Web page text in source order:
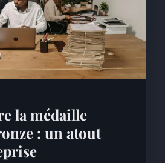
la médaille
: un atout